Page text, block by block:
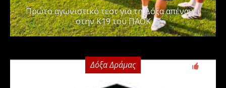
Πρώτο αγωνιστικό τεστ για τη Δόξα απέναντι
στην Κ19 του ΠΑΟΚ
Δόξα Δράμας